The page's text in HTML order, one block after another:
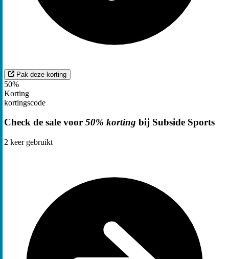
Pak deze korting
50%
Korting
kortingscode
Check de sale voor 50% korting bij Subside Sports
2 keer gebruikt